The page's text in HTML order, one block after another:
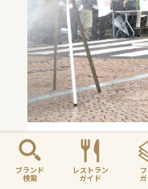
ブランド
検索
レストラン
ガイド
防災活動
地域の防災拠点